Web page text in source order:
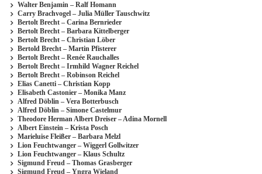
Walter Benjamin – Ralf Homann
Carry Brachvogel – Julia Müller Tauschwitz
Bertolt Brecht – Carina Bernrieder
Bertolt Brecht – Barbara Kittelberger
Bertolt Brecht – Christian Löber
Bertold Brecht – Martin Pfisterer
Bertolt Brecht – Renée Rauchalles
Bertolt Brecht – Irmhild Wagner Reichel
Bertolt Brecht – Robinson Reichel
Elias Canetti – Christian Kopp
Elisabeth Castonier – Monika Manz
Alfred Döblin – Vera Botterbusch
Alfred Döblin – Simone Castelmur
Theodore Herman Albert Dreiser – Adina Mornell
Albert Einstein – Krista Posch
Marieluise Fleißer – Barbara Melzl
Lion Feuchtwanger – Wiggerl Gollwitzer
Lion Feuchtwanger – Klaus Schultz
Sigmund Freud – Thomas Grasberger
Sigmund Freud – Yngra Wieland